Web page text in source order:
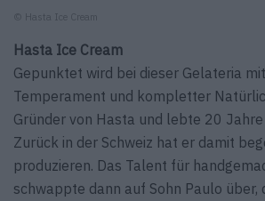
© Hasta Ice Cream
Hasta Ice Cream
Gepunktet wird bei dieser Gelateria
Temperament und kompletter
Gründer von Hasta und lebte 20 Jahre
Zurück in der Schweiz hat er damit
produzieren. Das Talent für
schwappte dann auf Sohn Paulo über,